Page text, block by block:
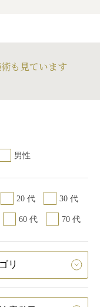
も見ています
男性
20 代 30 代
60 代 70 代